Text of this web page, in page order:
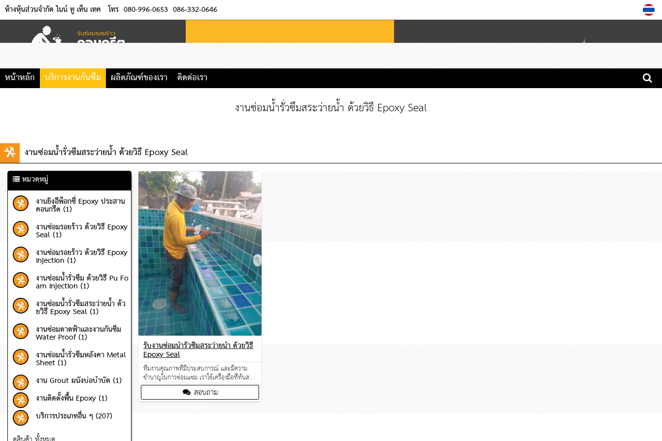
ห้างหุ้นส่วนจำกัด ไนน์ ทู เท็น เทค โทร 080-996-0653 086-332-0646
หน้าหลัก บริการงานกันซึม ผลิตภัณฑ์ของเรา ติดต่อเรา
งานซ่อมน้ำรั่วซึมสระว่ายน้ำ ด้วยวิธี Epoxy Seal
งานซ่อมน้ำรั่วซึมสระว่ายน้ำ ด้วยวิธี Epoxy Seal
หมวดหมู่
งานยิงอีพ็อกซี่ Epoxy ประสาน
คอนกรีต (1)
งานซ่อมรอยร้าว ด้วยวิธี Epoxy
Seal (1)
งานซ่อมรอยร้าว ด้วยวิธี Epoxy
Injection (1)
งานซ่อมน้ำรั่วซึม ด้วยวิธี Pu Fo
am Injection (1)
งานซ่อมน้ำรั่วซึมสระว่ายน้ำ ด้ว
ยวิธี Epoxy Seal (1)
งานซ่อมดาดฟ้าและงานกันซึม
Water Proof (1)
งานซ่อมน้ำรั่วซึมหลังคา Metal
Sheet (1)
งาน Grout ผนังบ่อบำบัด (1)
งานติดตั้งพื้น Epoxy (1)
บริการประเภทอื่น ๆ (207)
รับงานซ่อมน้ำรั่วซึมสระว่ายน้ำ ด้วยวิธี
Epoxy Seal
ทีมงานคุณภาพที่มีประสบการณ์ และมีความ
ชำนาญในการซ่อมแซม เราใช้เครื่องมือที่ทันสมัย
พร้อมด้วยทีมวิศวกรมืออาชีพ
สอบถาม